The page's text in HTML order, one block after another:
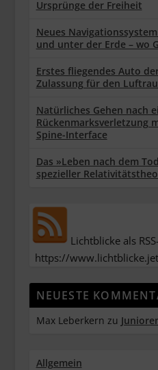
Ursprünge der Freiheit
Neues
und unter der Erde – wo
Erstes fliegendes Auto
Zulassung für den
Natürliches Gehen nach
Rückenmarksverletzung
Spine-Interface
Das »Leben nach dem
spezieller
Lichtblicke als
https://
NEUESTE
Max Leberkern zu
Allgemein